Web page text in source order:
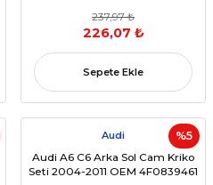
237,97 ₺
226,07 ₺
Sepete Ekle
%5
Audi
Audi A6 C6 Arka Sol Cam Kriko
Seti 2004-2011 OEM 4F0839461